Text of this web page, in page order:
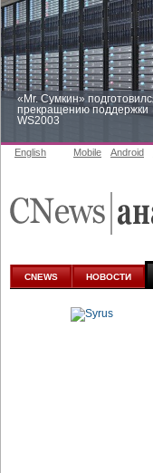
«Mr. Сумкин»
прекращению поддержки
WS2003
аналитике
English Mobile Android
CNEWS НОВОСТИ